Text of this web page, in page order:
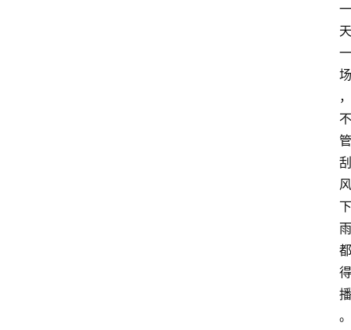
一
天
一
场
，
不
管
刮
风
下
雨
都
得
播
。